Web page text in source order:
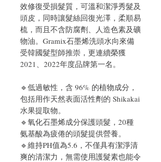
效修復受損髮質，可溫和潔淨秀髮及
頭皮，同時讓髮絲回復光澤，柔順易
梳，而且不含防腐劑、人造色素及礦
物油。Gramix石墨烯洗頭水向來備
受韓國髮型師推崇，更連續榮獲
2021、2022年度品牌第一名。
🔹低過敏性，含 96% 的植物成分，
包括用作天然表面活性劑的 Shikakai
水果提取物。
🔹氧化石墨烯成分保護頭髮，20種
氨基酸為疲倦的頭髮提供營養。
🔹維持PH值為5.6，不僅具有潔淨清
爽的清潔力，無需使用護髮素也能令